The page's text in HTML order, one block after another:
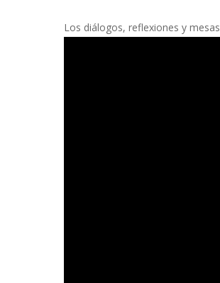
Los diálogos, reflexiones y